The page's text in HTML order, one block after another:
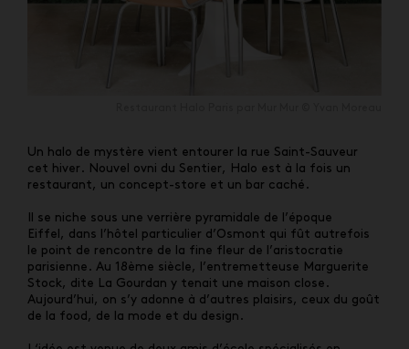
Un halo de mystère vient entourer la rue Saint-Sauveur
cet hiver. Nouvel ovni du Sentier, Halo est à
la fois un
restaurant, un concept-store et un bar caché.
Il se niche sous une verrière pyramidale de l’époque
Eiffel, dans l’hôtel particulier d’Osmont qui fût autrefois
le point de rencontre de la fine fleur de l’aristocratie
parisienne. Au 18ème siècle, l’entremetteuse Marguerite
Stock, dite La Gourdan y tenait une maison close.
Aujourd’hui, on s’y adonne à d’autres plaisirs, ceux du goût
de la food, de la mode et du design.